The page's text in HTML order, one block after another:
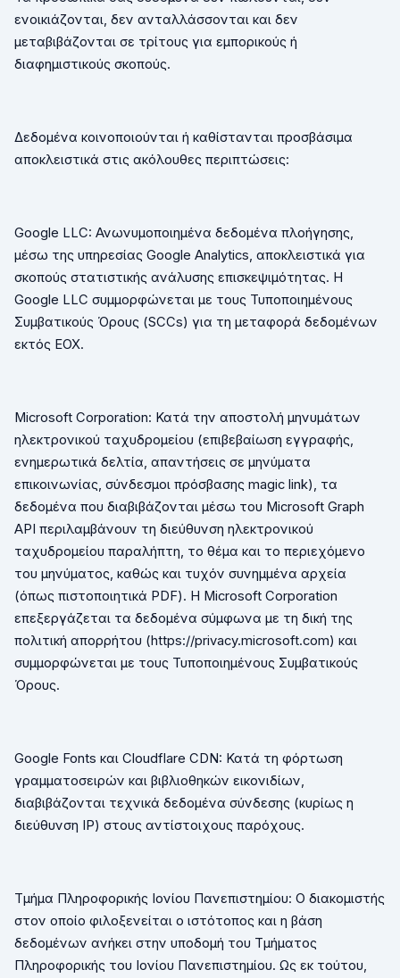
ενοικιάζονται, δεν ανταλλάσσονται και δεν
μεταβιβάζονται σε τρίτους για εμπορικούς ή
διαφημιστικούς σκοπούς.
Δεδομένα κοινοποιούνται ή καθίστανται προσβάσιμα
αποκλειστικά στις ακόλουθες περιπτώσεις:
Google LLC: Ανωνυμοποιημένα δεδομένα πλοήγησης,
μέσω της υπηρεσίας Google Analytics, αποκλειστικά για
σκοπούς στατιστικής ανάλυσης επισκεψιμότητας. Η
Google LLC συμμορφώνεται με τους Τυποποιημένους
Συμβατικούς Όρους (SCCs) για τη μεταφορά δεδομένων
εκτός ΕΟΧ.
Microsoft Corporation: Κατά την αποστολή μηνυμάτων
ηλεκτρονικού ταχυδρομείου (επιβεβαίωση εγγραφής,
ενημερωτικά δελτία, απαντήσεις σε μηνύματα
επικοινωνίας, σύνδεσμοι πρόσβασης magic link), τα
δεδομένα που διαβιβάζονται μέσω του Microsoft Graph
API περιλαμβάνουν τη διεύθυνση ηλεκτρονικού
ταχυδρομείου παραλήπτη, το θέμα και το περιεχόμενο
του μηνύματος, καθώς και τυχόν συνημμένα αρχεία
(όπως πιστοποιητικά PDF). Η Microsoft Corporation
επεξεργάζεται τα δεδομένα σύμφωνα με τη δική της
πολιτική απορρήτου (https://privacy.microsoft.com) και
συμμορφώνεται με τους Τυποποιημένους Συμβατικούς
Όρους.
Google Fonts και Cloudflare CDN: Κατά τη φόρτωση
γραμματοσειρών και βιβλιοθηκών εικονιδίων,
διαβιβάζονται τεχνικά δεδομένα σύνδεσης (κυρίως η
διεύθυνση IP) στους αντίστοιχους παρόχους.
Τμήμα Πληροφορικής Ιονίου Πανεπιστημίου: Ο διακομιστής
στον οποίο φιλοξενείται ο ιστότοπος και η βάση
δεδομένων ανήκει στην υποδομή του Τμήματος
Πληροφορικής του Ιονίου Πανεπιστημίου. Ως εκ τούτου,